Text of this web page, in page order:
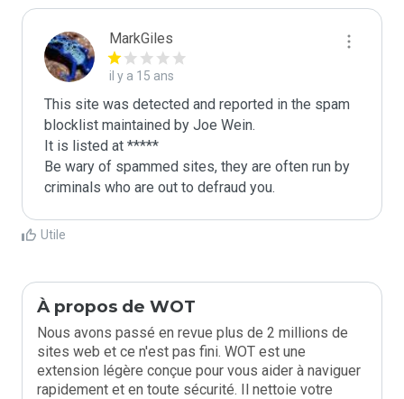
MarkGiles
il y a 15 ans
This site was detected and reported in the spam
blocklist maintained by Joe Wein.
It is listed at *****
Be wary of spammed sites, they are often run by
criminals who are out to defraud you.
Utile
À propos de WOT
Nous avons passé en revue plus de 2 millions de
sites web et ce n'est pas fini. WOT est une
extension légère conçue pour vous aider à naviguer
rapidement et en toute sécurité. Il nettoie votre